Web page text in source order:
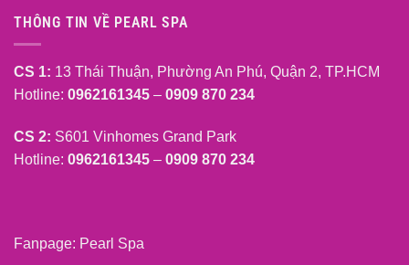
THÔNG TIN VỀ PEARL SPA
CS 1: 13 Thái Thuận, Phường An Phú, Quận 2, TP.HCM
Hotline: 0962161345 – 0909 870 234
CS 2: S601 Vinhomes Grand Park
Hotline: 0962161345 – 0909 870 234
Fanpage: Pearl Spa